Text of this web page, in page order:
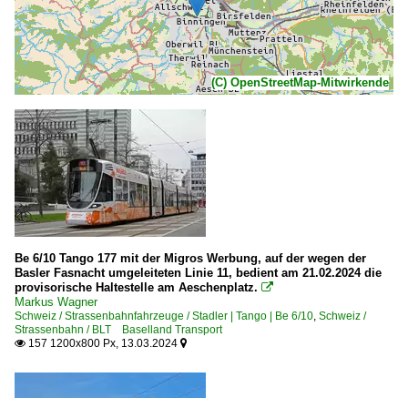
(C) OpenStreetMap-Mitwirkende
Be 6/10 Tango 177 mit der Migros Werbung, auf der wegen der
Basler Fasnacht umgeleiteten Linie 11, bedient am 21.02.2024 die
provisorische Haltestelle am Aeschenplatz. 
Markus Wagner
Schweiz / Strassenbahnfahrzeuge / Stadler | Tango | Be 6/10, Schweiz /
Strassenbahn / BLT Baselland Transport
 157 1200x800 Px, 13.03.2024 